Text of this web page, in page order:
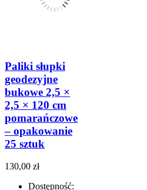
Paliki słupki
geodezyjne
bukowe 2,5 ×
2,5 × 120 cm
pomarańczowe
– opakowanie
25 sztuk
130,00 zł
Dostępność: